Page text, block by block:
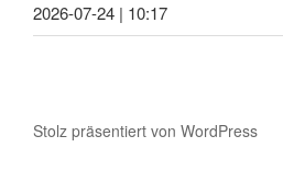
2026-07-24 | 10:17
Stolz präsentiert von WordPress